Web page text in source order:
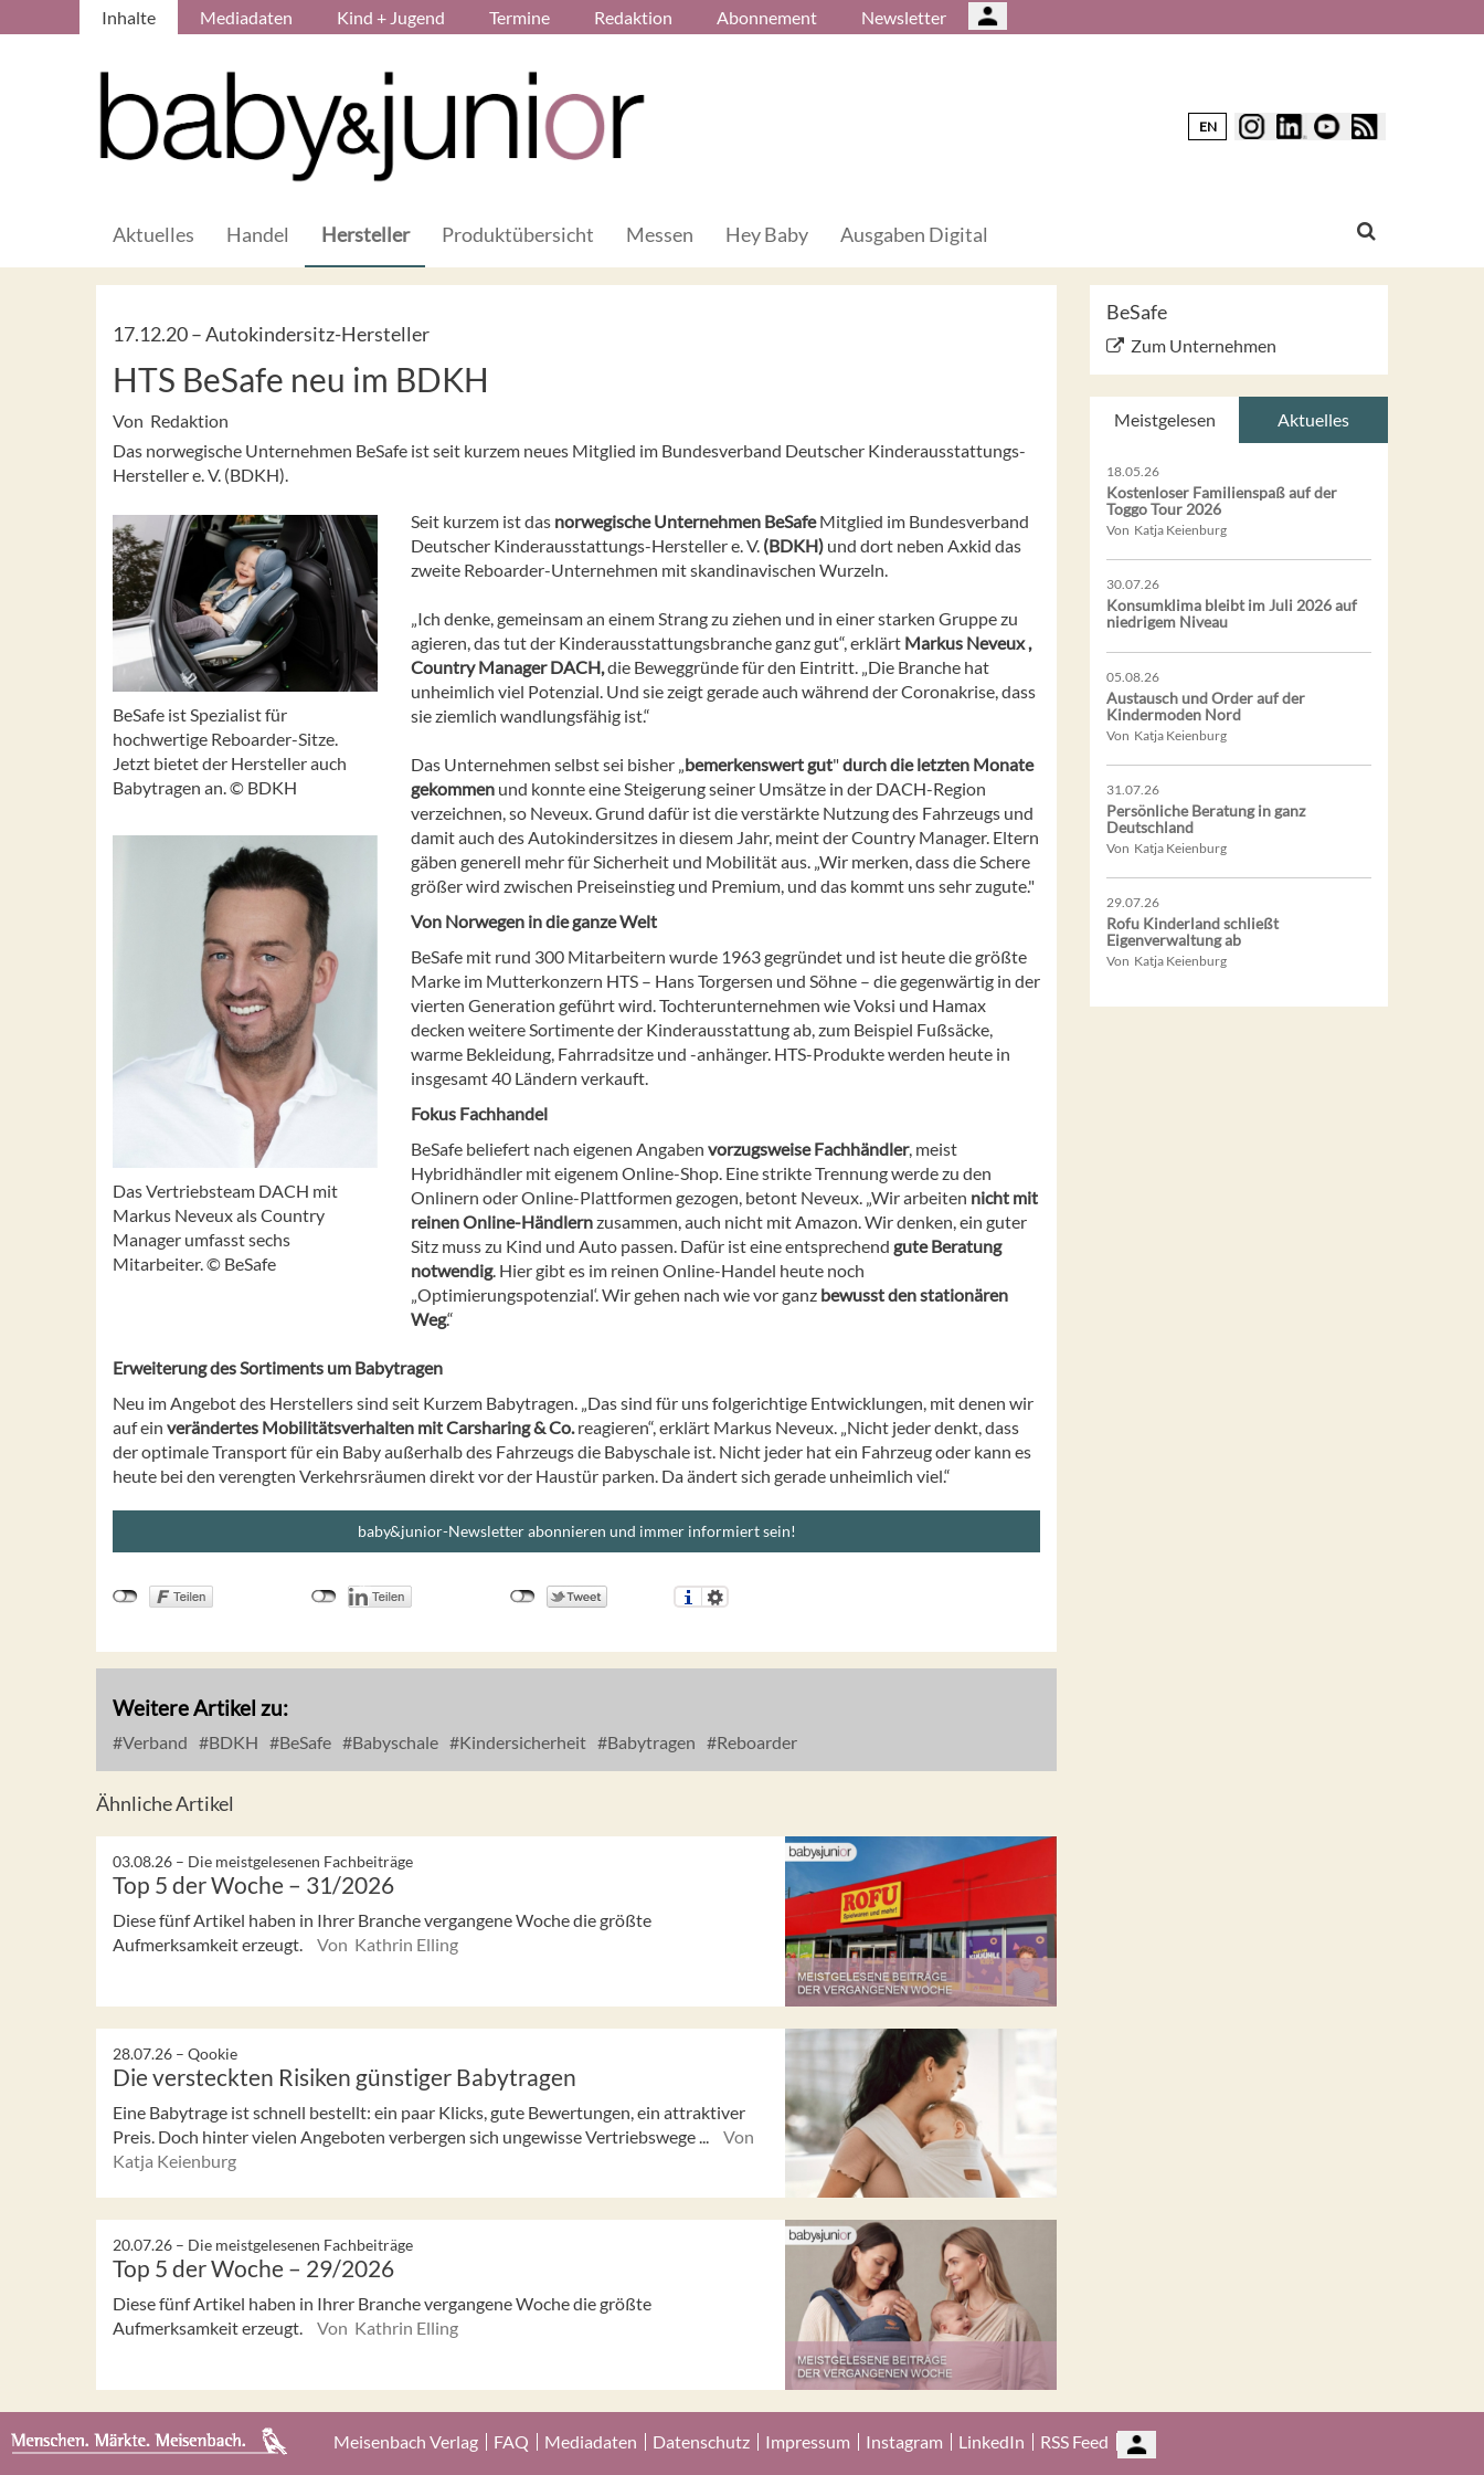
Inhalte Mediadaten Kind + Jugend Termine Redaktion Abonnement Newsletter
EN
Aktuelles Handel Hersteller Produktübersicht Messen Hey Baby Ausgaben Digital
17.12.20 –Autokindersitz-Hersteller
HTS BeSafe neu im BDKH
Von Redaktion
Das norwegische Unternehmen BeSafe ist seit kurzem neues Mitglied im Bundesverband Deutscher Kinderausstattungs-
Hersteller e. V. (BDKH).
BeSafe ist Spezialist für
hochwertige Reboarder-Sitze.
Jetzt bietet der Hersteller auch
Babytragen an. © BDKH
Das Vertriebsteam DACH mit
Markus Neveux als Country
Manager umfasst sechs
Mitarbeiter. © BeSafe
Seit kurzem ist das norwegische Unternehmen BeSafeMitglied im Bundesverband
Deutscher Kinderausstattungs-Hersteller e. V. (BDKH) und dort neben Axkid das
zweite Reboarder-Unternehmen mit skandinavischen Wurzeln.
„Ich denke, gemeinsam an einem Strang zu ziehen und in einer starken Gruppe zu
agieren, das tut der Kinderausstattungsbranche ganz gut“, erklärt Markus Neveux ,
Country Manager DACH,die Beweggründe für den Eintritt. „Die Branche hat
unheimlich viel Potenzial. Und sie zeigt gerade auch während der Coronakrise, dass
sie ziemlich wandlungsfähig ist.“
Das Unternehmen selbst sei bisher „bemerkenswert gut"durch die letzten Monate
gekommen und konnte eine Steigerung seiner Umsätze in der DACH-Region
verzeichnen, so Neveux. Grund dafür ist die verstärkte Nutzung des Fahrzeugs und
damit auch des Autokindersitzes in diesem Jahr, meint der Country Manager. Eltern
gäben generell mehr für Sicherheit und Mobilität aus. „Wir merken, dass die Schere
größer wird zwischen Preiseinstieg und Premium, und das kommt uns sehr zugute."
Von Norwegen in die ganze Welt
BeSafe mit rund 300 Mitarbeitern wurde 1963 gegründet und ist heute die größte
Marke im Mutterkonzern HTS – Hans Torgersen und Söhne – die gegenwärtig in der
vierten Generation geführt wird. Tochterunternehmen wie Voksi und Hamax
decken weitere Sortimente der Kinderausstattung ab, zum Beispiel Fußsäcke,
warme Bekleidung, Fahrradsitze und -anhänger. HTS-Produkte werden heute in
insgesamt 40 Ländern verkauft.
Fokus Fachhandel
BeSafe beliefert nach eigenen Angaben vorzugsweise Fachhändler, meist
Hybridhändler mit eigenem Online-Shop. Eine strikte Trennung werde zu den
Onlinern oder Online-Plattformen gezogen, betont Neveux. „Wir arbeiten nicht mit
reinen Online-Händlernzusammen, auch nicht mit Amazon. Wir denken, ein guter
Sitz muss zu Kind und Auto passen. Dafür ist eine entsprechend gute Beratung
notwendig. Hier gibt es im reinen Online-Handel heute noch
„Optimierungspotenzial‘. Wir gehen nach wie vor ganz bewusst den stationären
Weg.“
Erweiterung des Sortiments um Babytragen
Neu im Angebot des Herstellers sind seit Kurzem Babytragen. „Das sind für uns folgerichtige Entwicklungen, mit denen wir
auf ein verändertes Mobilitätsverhalten mit Carsharing & Co.reagieren“, erklärt Markus Neveux. „Nicht jeder denkt, dass
der optimale Transport für ein Baby außerhalb des Fahrzeugs die Babyschale ist. Nicht jeder hat ein Fahrzeug oder kann es
heute bei den verengten Verkehrsräumen direkt vor der Haustür parken. Da ändert sich gerade unheimlich viel.“
baby&junior-Newsletter abonnieren und immer informiert sein!
Weitere Artikel zu:
Verband BDKH BeSafe Babyschale Kindersicherheit Babytragen Reboarder
Ähnliche Artikel
03.08.26 – Die meistgelesenen Fachbeiträge
Top 5 der Woche – 31/2026
Diese fünf Artikel haben in Ihrer Branche vergangene Woche die größte
Aufmerksamkeit erzeugt.
Von Kathrin Elling
28.07.26 – Qookie
Die versteckten Risiken günstiger Babytragen
Eine Babytrage ist schnell bestellt: ein paar Klicks, gute Bewertungen, ein attraktiver
Preis. Doch hinter vielen Angeboten verbergen sich ungewisse Vertriebswege ...
Von
Katja Keienburg
20.07.26 – Die meistgelesenen Fachbeiträge
Top 5 der Woche – 29/2026
Diese fünf Artikel haben in Ihrer Branche vergangene Woche die größte
Aufmerksamkeit erzeugt.
Von Kathrin Elling
BeSafe
Zum Unternehmen
Meistgelesen Aktuelles
18.05.26
Kostenloser Familienspaß auf der
Toggo Tour 2026
Von Katja Keienburg
30.07.26
Konsumklima bleibt im Juli 2026 auf
niedrigem Niveau
05.08.26
Austausch und Order auf der
Kindermoden Nord
Von Katja Keienburg
31.07.26
Persönliche Beratung in ganz
Deutschland
Von Katja Keienburg
29.07.26
Rofu Kinderland schließt
Eigenverwaltung ab
Von Katja Keienburg
Meisenbach Verlag FAQ Mediadaten Datenschutz Impressum Instagram LinkedIn RSS Feed